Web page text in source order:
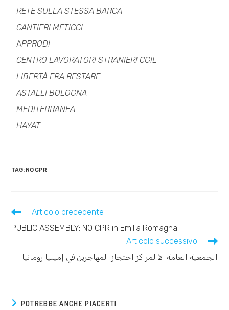
RETE SULLA STESSA BARCA
CANTIERI METICCI
APPRODI
CENTRO LAVORATORI STRANIERI CGIL
LIBERTÀ ERA RESTARE
ASTALLI BOLOGNA
MEDITERRANEA
HAYAT
TAG: NO CPR
Articolo precedente
PUBLIC ASSEMBLY: NO CPR in Emilia Romagna!
Articolo successivo
الجمعية العامة: لا لمراكز احتجاز المهاجرين في إميليا رومانيا
POTREBBE ANCHE PIACERTI